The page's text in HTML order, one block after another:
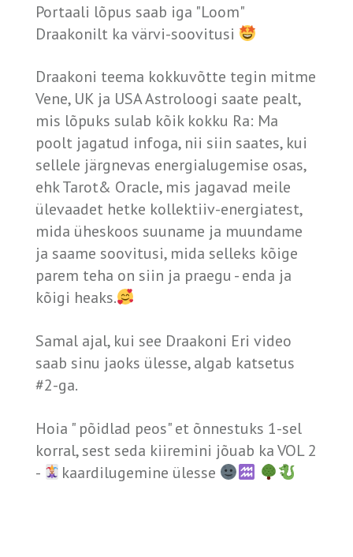
Portaali lõpus saab iga "Loom"
Draakonilt ka värvi-soovitusi
Draakoni teema kokkuvõtte tegin mitme
Vene, UK ja USA Astroloogi saate pealt,
mis lõpuks sulab kõik kokku Ra: Ma
poolt jagatud infoga, nii siin saates, kui
sellele järgnevas energialugemise osas,
ehk Tarot& Oracle, mis jagavad meile
ülevaadet hetke kollektiiv-energiatest,
mida üheskoos suuname ja muundame
ja saame soovitusi, mida selleks kõige
parem teha on siin ja praegu - enda ja
kõigi heaks.
Samal ajal, kui see Draakoni Eri video
saab sinu jaoks ülesse, algab katsetus
#2-ga.
Hoia " põidlad peos" et õnnestuks 1-sel
korral, sest seda kiiremini jõuab ka VOL 2
-
kaardilugemine ülesse